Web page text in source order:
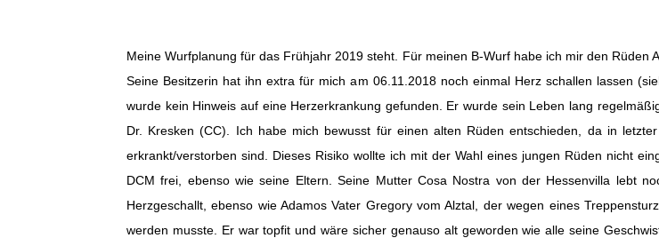
Meine Wurfplanung für das Frühjahr 2019 steht. Für meinen B-Wurf habe ich mir den Rüden
Seine Besitzerin hat ihn extra für mich am 06.11.2018 noch einmal Herz schallen lassen
wurde kein Hinweis auf eine Herzerkrankung gefunden. Er wurde sein Leben lang
Dr. Kresken (CC). Ich habe mich bewusst für einen alten Rüden entschieden, da in
erkrankt/verstorben sind. Dieses Risiko wollte ich mit der Wahl eines jungen Rüden nicht
DCM frei, ebenso wie seine Eltern. Seine Mutter Cosa Nostra von der Hessenvilla lebt
Herzgeschallt, ebenso wie Adamos Vater Gregory vom Alztal, der wegen eines
werden musste. Er war topfit und wäre sicher genauso alt geworden wie alle seine